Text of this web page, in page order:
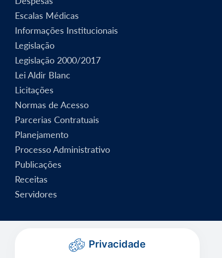
Escalas Médicas
Informações Institucionais
Legislação
Legislação 2000/2017
Lei Aldir Blanc
Licitações
Normas de Acesso
Parcerias Contratuais
Planejamento
Processo Administrativo
Publicações
Receitas
Servidores
Privacidade